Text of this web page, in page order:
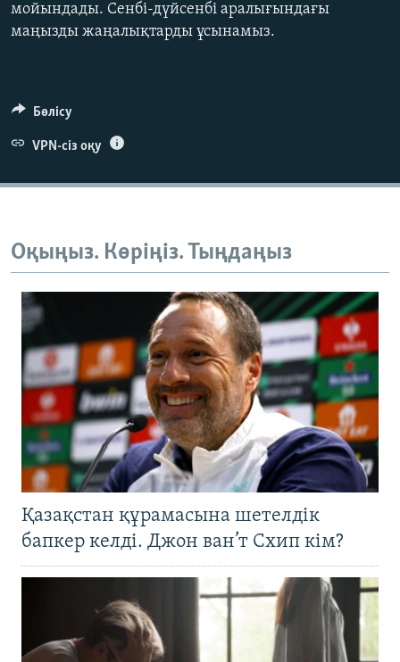
мойындады. Сенбі-дүйсенбі аралығындағы
маңызды жаңалықтарды ұсынамыз.
Бөлісу
VPN-сіз оқу
Оқыңыз. Көріңіз. Тыңдаңыз
Қазақстан құрамасына шетелдік
бапкер келді. Джон ван’т Схип кім?